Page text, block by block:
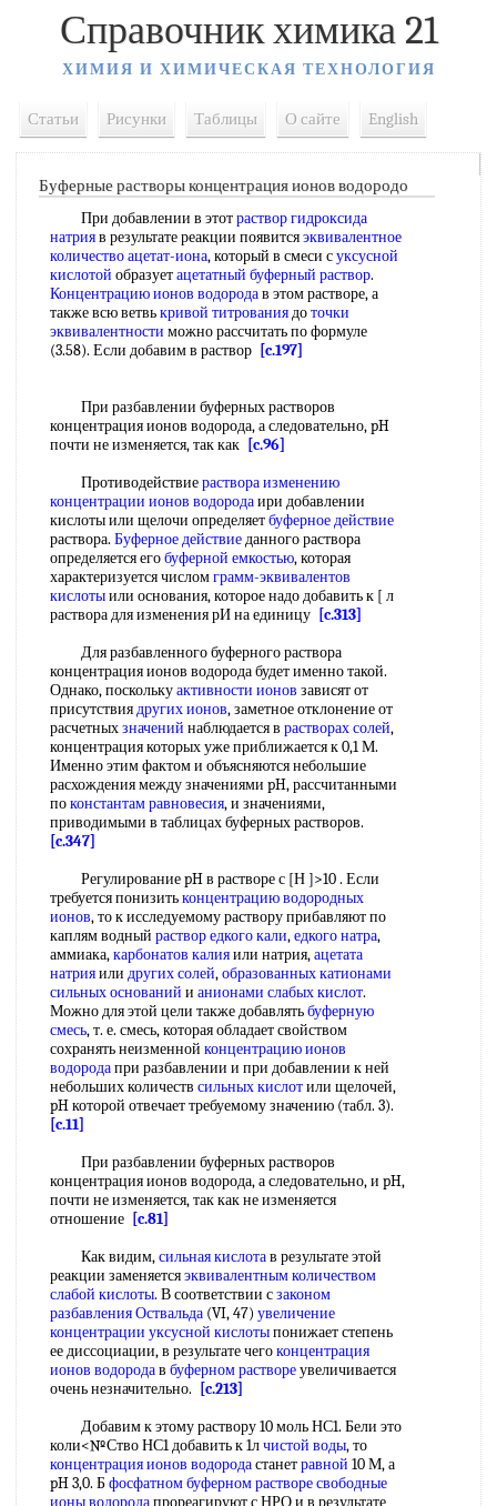
Справочник химика 21
ХИМИЯ И ХИМИЧЕСКАЯ ТЕХНОЛОГИЯ
Статьи Рисунки Таблицы О сайте English
Буферные растворы концентрация ионов водородо
При добавлении в этотраствор гидроксида
натрияв результате реакции появитсяэквивалентное
количествоацетат-иона, который в смеси суксусной
кислотой образуетацетатный буферный раствор.
Концентрацию ионов водородав этом растворе, а
также всю ветвькривой титрованиядоточки
эквивалентности можно рассчитать по формуле
(3.58). Если добавим в раствор [c.197]
При разбавлении буферных растворов
концентрация ионов водорода, а следовательно, pH
почти не изменяется, так как [c.96]
Противодействиераствора изменению
концентрации ионов водородаири добавлении
кислоты или щелочи определяетбуферное действие
раствора. Буферное действиеданного раствора
определяется егобуферной емкостью, которая
характеризуется числомграмм-эквивалентов
кислотыили основания, которое надо добавить к [ л
раствора для изменения рИ на единицу [c.313]
Для разбавленного буферного раствора
концентрация ионов водорода будет именно такой.
Однако, посколькуактивности ионов зависят от
присутствиядругих ионов, заметное отклонение от
расчетныхзначений наблюдается в растворах солей,
концентрация которых уже приближается к 0,1 М.
Именно этим фактом и объясняются небольшие
расхождения между значениями pH, рассчитанными
поконстантам равновесия, и значениями,
приводимыми в таблицах буферных растворов.
[c.347]
Регулирование pH в растворе с [Н ]>10 . Если
требуется понизитьконцентрацию водородных
ионов, то к исследуемому раствору прибавляют по
каплям водный раствор едкого кали,едкого натра,
аммиака,карбонатов калияили натрия,ацетата
натрияили других солей,образованных катионами
сильных оснований и анионами слабых кислот.
Можно для этой цели также добавлятьбуферную
смесь, т. е. смесь, которая обладает свойством
сохранять неизменной концентрацию ионов
водородапри разбавлении и при добавлении к ней
небольших количеств сильных кислотили щелочей,
pH которой отвечает требуемому значению (табл. 3).
[c.11]
При разбавлении буферных растворов
концентрация ионов водорода, а следовательно, и pH,
почти не изменяется, так как не изменяется
отношение [c.81]
Как видим,сильная кислотав результате этой
реакции заменяетсяэквивалентным количеством
слабой кислоты. В соответствии сзаконом
разбавления Оствальда (VI, 47) увеличение
концентрации уксусной кислотыпонижает степень
ее диссоциации, в результате чегоконцентрация
ионов водородав буферном раствореувеличивается
очень незначительно.
[c.213]
Добавим к этому раствору 10 моль НС1. Бели это
коли<№Ство НС1 добавить к 1лчистой воды, то
концентрация ионов водородастанетравной 10 М, а
pH 3,0. Бфосфатном буферном растворесвободные
ионыводородапрореагируют с НРО и в результате